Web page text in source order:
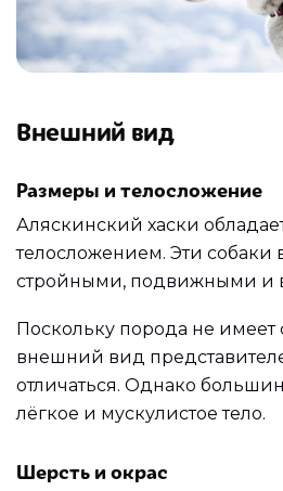
Внешний вид
Размеры и телосложение
Аляскинский хаски
телосложением. Эти собаки
стройными, подвижными и
Поскольку порода не имеет
внешний вид
отличаться. Однако
лёгкое и мускулистое тело.
Шерсть и окрас